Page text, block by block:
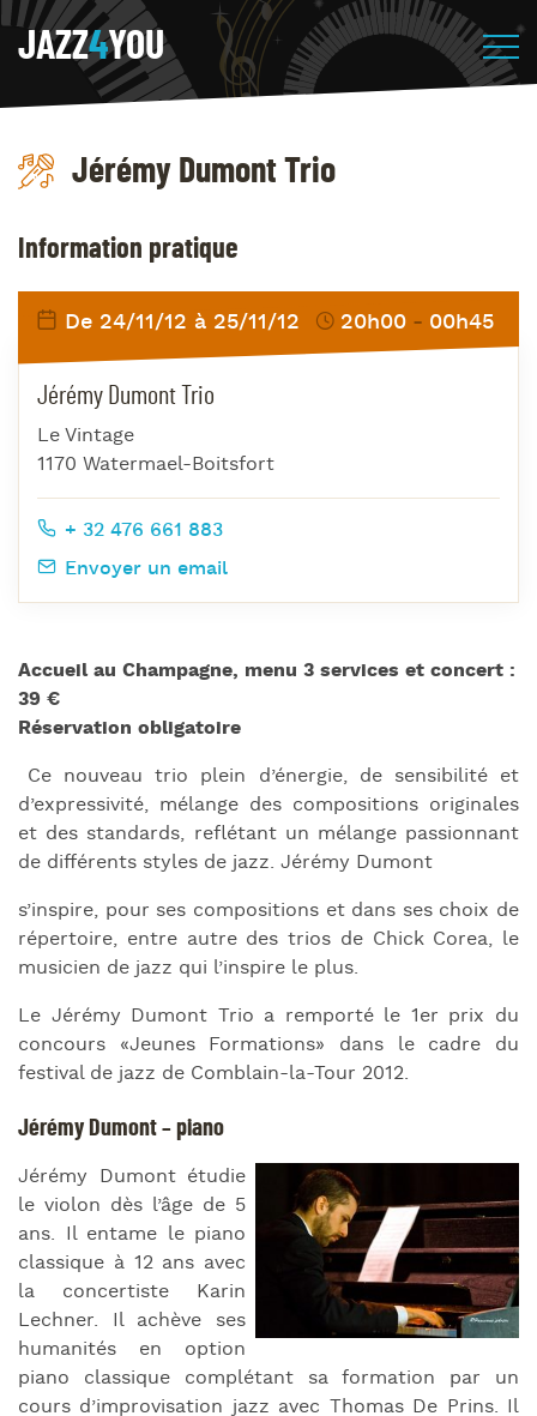
JAZZ4YOU
Jérémy Dumont Trio
Accueil au Champagne, menu 3 services et concert :
39 €
Réservation obligatoire
Ce nouveau trio plein d’énergie, de sensibilité et
d’expressivité, mélange des compositions originales
et des standards, reflétant un mélange passionnant
de différents styles de jazz. Jérémy Dumont
s’inspire, pour ses compositions et dans ses choix de
répertoire, entre autre des trios de Chick Corea, le
musicien de jazz qui l’inspire le plus.
Le Jérémy Dumont Trio a remporté le 1er prix du
concours «Jeunes Formations» dans le cadre du
festival de jazz de Comblain-la-Tour 2012.
Jérémy Dumont – piano
Jérémy Dumont étudie
le violon dès l’âge de 5
ans. Il entame le piano
classique à 12 ans avec
la concertiste Karin
Lechner. Il achève ses
humanités en option
piano classique complétant sa formation par un
cours d’improvisation jazz avec Thomas De Prins. Il
Information pratique
De 24/11/12 à 25/11/12 20h00 00h45
Jérémy Dumont Trio
Le Vintage
1170 Watermael-Boitsfort
+ 32 476 661 883
Envoyer un email